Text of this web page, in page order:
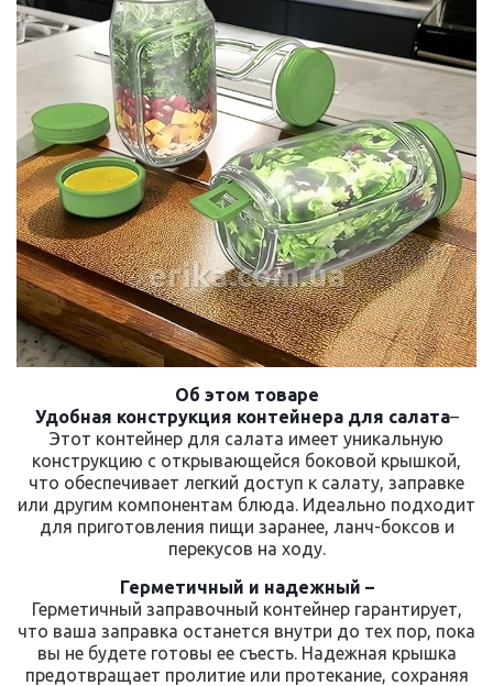
erika.com.ua
Об этом товаре
Удобная конструкция контейнера для салата–
Этот контейнер для салата имеет уникальную
конструкцию с открывающейся боковой крышкой,
что обеспечивает легкий доступ к салату, заправке
или другим компонентам блюда. Идеально подходит
для приготовления пищи заранее, ланч-боксов и
перекусов на ходу.
Герметичный и надежный –
Герметичный заправочный контейнер гарантирует,
что ваша заправка останется внутри до тех пор, пока
вы не будете готовы ее съесть. Надежная крышка
предотвращает пролитие или протекание, сохраняя